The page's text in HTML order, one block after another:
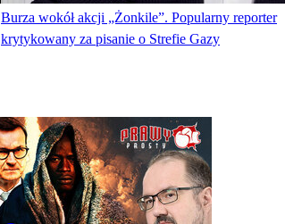
Burza wokół akcji „Żonkile”. Popularny reporter
krytykowany za pisanie o Strefie Gazy